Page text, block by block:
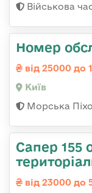
Військова
Номер
від 25000 до
Київ
Морська
Сапер 155
від 23000 до